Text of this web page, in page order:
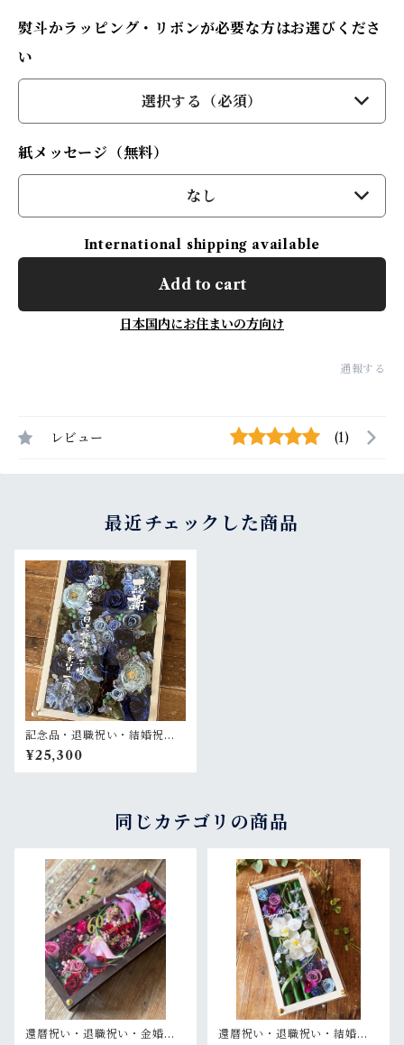
熨斗かラッピング・リボンが必要な方はお選びくださ
い
選択する（必須）
紙メッセージ（無料）
なし
International shipping available
Add to cart
日本国内にお住まいの方向け
通報する
レビュー (1)
最近チェックした商品
記念品・退職祝い・結婚祝
い・結婚式ウェルカムボード
【名入れ】プリザーブドフラ
ワーアレンジ ウッドフレーム
¥25,300
同じカテゴリの商品
還暦祝い・退職祝い・金婚式
還暦祝い・退職祝い・結婚式